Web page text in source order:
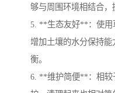
够与周围环境相结合，
5. **生态友好**：使用
增加土壤的水分保持
衡。
6. **维护简便**：相较